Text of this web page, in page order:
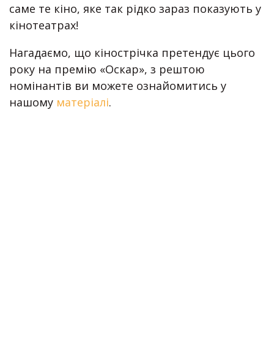
саме те кіно, яке так рідко зараз показують у
кінотеатрах!
Нагадаємо, що кінострічка претендує цього
року на премію «Оскар», з рештою
номінантів ви можете ознайомитись у
нашому матеріалі.